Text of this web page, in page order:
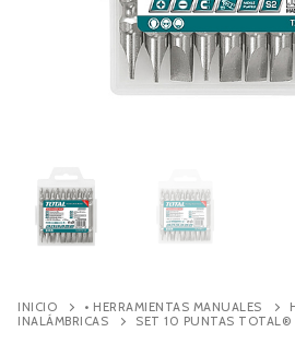
Contacto
INICIO • HERRAMIENTAS MANUALES
INALÁMBRICAS
SET 10 PUNTAS TOTAL®